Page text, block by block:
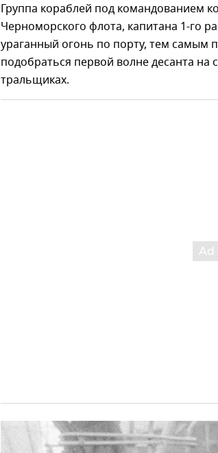
Группа кораблей под командованием
Черноморского флота, капитана 1-го
ураганный огонь по порту, тем самым
подобраться первой волне десанта на
тральщиках.